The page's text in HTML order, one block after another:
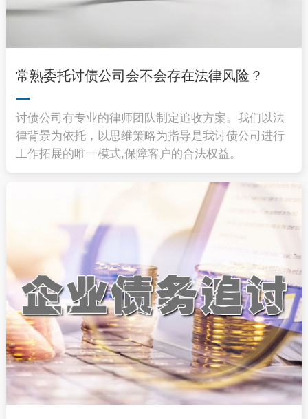
常熟委托讨债公司会不会存在法律风险？
讨债公司有专业的律师团队制定追收方案。我们以法
律背景为依托，以思维策略为指导是我讨债公司进行
工作拓展的唯一模式,保障客户的合法权益。